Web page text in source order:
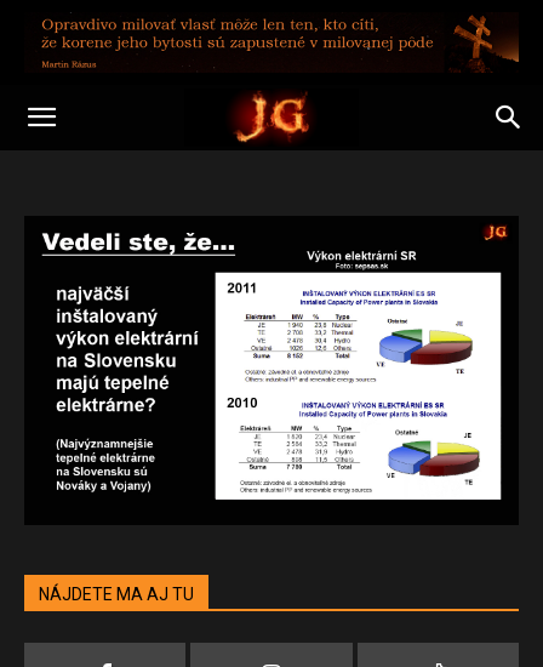
NÁJDETE MA AJ TU